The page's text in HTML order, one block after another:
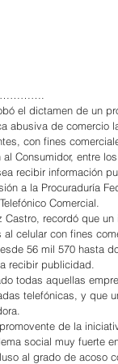
el dictamen de un
abusiva de comercio
con fines
Consumidor, entre
recibir información
a la Procuraduría
Comercial.
recordó que
celular con fines
56 mil 570 hasta
recibir publicidad.
todas aquellas
telefónicas, y que
de la
social muy fuerte
al grado de acoso